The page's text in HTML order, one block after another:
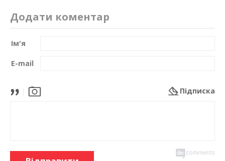
Додати коментар
Ім'я
E-mail
Підписка